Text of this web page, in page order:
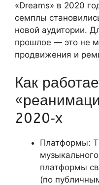
«Dreams» в 2020
семплы
новой аудитории.
прошлое — это не
продвижения и
Как
2020‑х
Платформы:
платформы
(по